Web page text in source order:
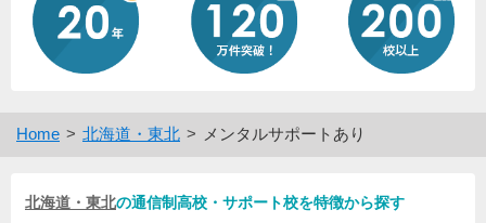
Home 北海道・東北 メンタルサポートあり
北海道・東北の通信制高校・サポート校を特徴から探す